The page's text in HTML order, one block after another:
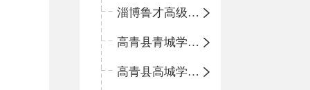
淄博鲁才高级中学
高青县青城学区中心小学
高青县高城学区中心小学